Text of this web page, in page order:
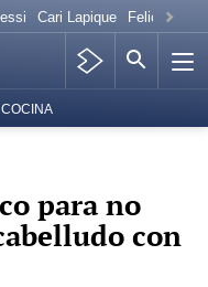
Cari Lapique Felicitación
COCINA
para no
con